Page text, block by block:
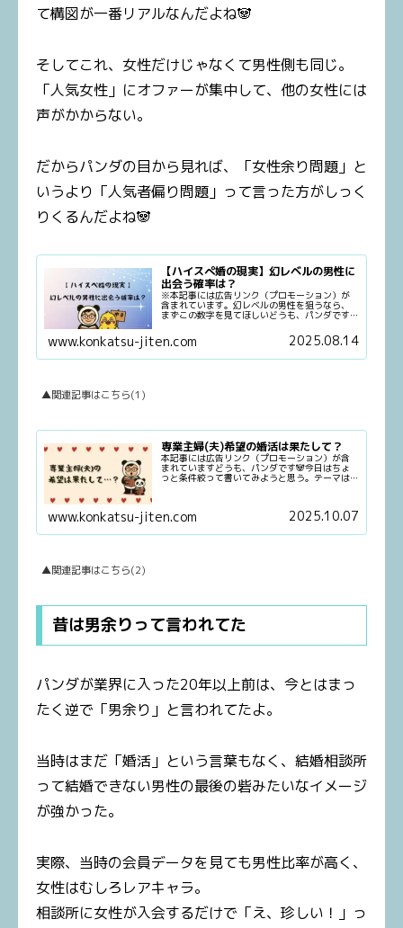
て構図が一番リアルなんだよね🐼
そしてこれ、女性だけじゃなくて男性側も同じ。
「人気女性」にオファーが集中して、他の女性には
声がかからない。
だからパンダの目から見れば、「女性余り問題」と
いうより「人気者偏り問題」って言った方がしっく
りくるんだよね🐼
【ハイスぺ婚の現実】幻レベルの男性に
出会う確率は？
※本記事には広告リンク（プロモーション）が
含まれています。幻レベルの男性を狙うなら、
まずこの数字を見てほしいどうも、パンダです
と結婚したい！」というテーマ。夢は見ていい
んです！でも業界20年のパンダ...
www.konkatsu-jiten.com 2025.08.14
▲関連記事はこちら(1)
専業主婦(夫)希望の婚活は果たして？
本記事には広告リンク（プロモーション）が含
まれていますどうも、パンダです🐼今日はちょ
っと条件絞って書いてみようと思う。テーマは
www.konkatsu-jiten.com 2025.10.07
▲関連記事はこちら(2)
昔は男余りって言われてた
パンダが業界に入った20年以上前は、今とはまっ
たく逆で「男余り」と言われてたよ。
当時はまだ「婚活」という言葉もなく、結婚相談所
って結婚できない男性の最後の砦みたいなイメージ
が強かった。
実際、当時の会員データを見ても男性比率が高く、
女性はむしろレアキャラ。
相談所に女性が入会するだけで「え、珍しい！」っ